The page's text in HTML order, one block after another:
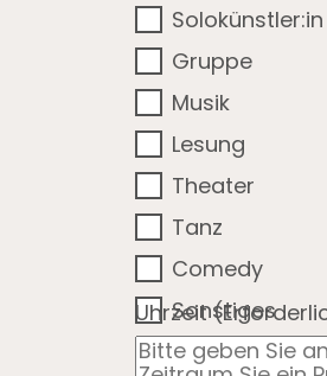
Solokünstler:in
Gruppe
Musik
Lesung
Theater
Tanz
Comedy
Sonstiges
Uhrzeit